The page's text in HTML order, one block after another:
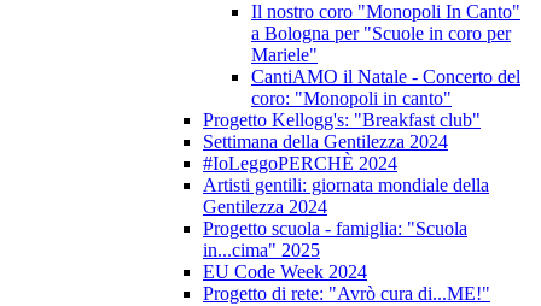
Il nostro coro "Monopoli In Canto"
a Bologna per "Scuole in coro per
Mariele"
CantiAMO il Natale - Concerto del
coro: "Monopoli in canto"
Progetto Kellogg's: "Breakfast club"
Settimana della Gentilezza 2024
#IoLeggoPERCHÈ 2024
Artisti gentili: giornata mondiale della
Gentilezza 2024
Progetto scuola - famiglia: "Scuola
in...cima" 2025
EU Code Week 2024
Progetto di rete: "Avrò cura di...ME!"